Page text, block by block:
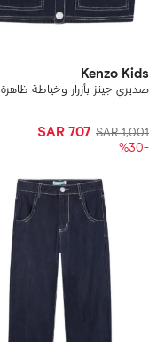
Kenzo Kids
صديري جينز بأزرار وخياطة ظاهرة
SAR 1,001
SAR 707
-%30